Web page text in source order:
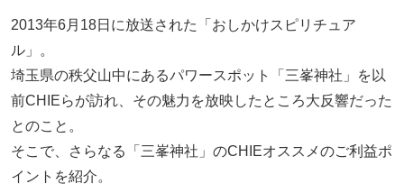
2013年6月18日に放送された「おしかけスピリチュア
ル」。
埼玉県の秩父山中にあるパワースポット「三峯神社」を以
前CHIEらが訪れ、その魅力を放映したところ大反響だった
とのこと。
そこで、さらなる「三峯神社」のCHIEオススメのご利益ポ
イントを紹介。